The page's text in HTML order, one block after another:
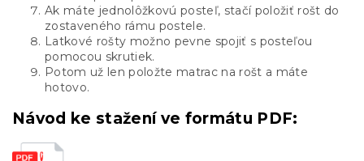
Ak máte jednolôžkovú posteľ, stačí položiť rošt do
zostaveného rámu postele.
Latkové rošty možno pevne spojiť s posteľou
pomocou skrutiek.
Potom už len položte matrac na rošt a máte
hotovo.
Návod ke stažení ve formátu PDF: